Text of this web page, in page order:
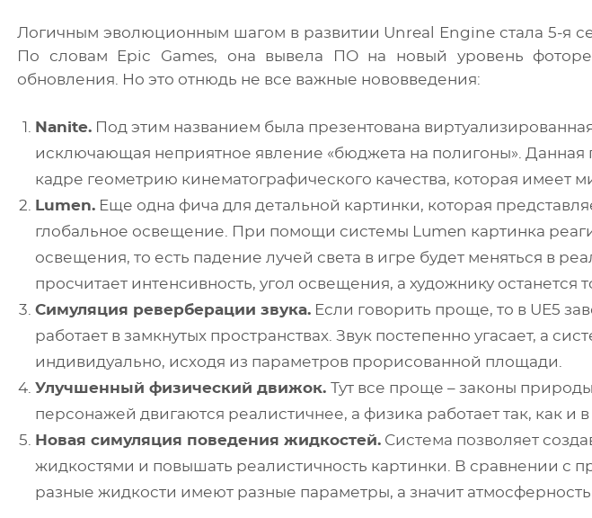
Логичным эволюционным шагом в развитии Unreal Engine стала 5-я
По словам Epic Games, она вывела ПО на новый уровень
обновления. Но это отнюдь не все важные нововведения:
Nanite. Под этим названием была презентована
исключающая неприятное явление «бюджета на полигоны». Данная
кадре геометрию кинематографического качества, которая имеет
Lumen. Еще одна фича для детальной картинки, которая
глобальное освещение. При помощи системы Lumen картинка
освещения, то есть падение лучей света в игре будет меняться в
просчитает интенсивность, угол освещения, а художнику останется
Симуляция реверберации звука. Если говорить проще, то в UE5
работает в замкнутых пространствах. Звук постепенно угасает, а
индивидуально, исходя из параметров прорисованной площади.
Улучшенный физический движок. Тут все проще – законы
персонажей двигаются реалистичнее, а физика работает так, как и
Новая симуляция поведения жидкостей. Система позволяет
жидкостями и повышать реалистичность картинки. В сравнении с
разные жидкости имеют разные параметры, а значит